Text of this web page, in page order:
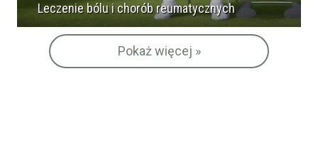
Leczenie bólu i chorób reumatycznych
Pokaż więcej »